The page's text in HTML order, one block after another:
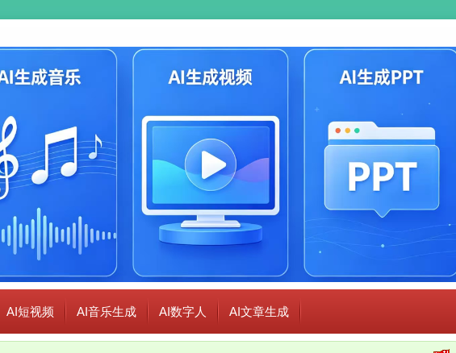
AI短视频 AI音乐生成 AI数字人 AI文章生成